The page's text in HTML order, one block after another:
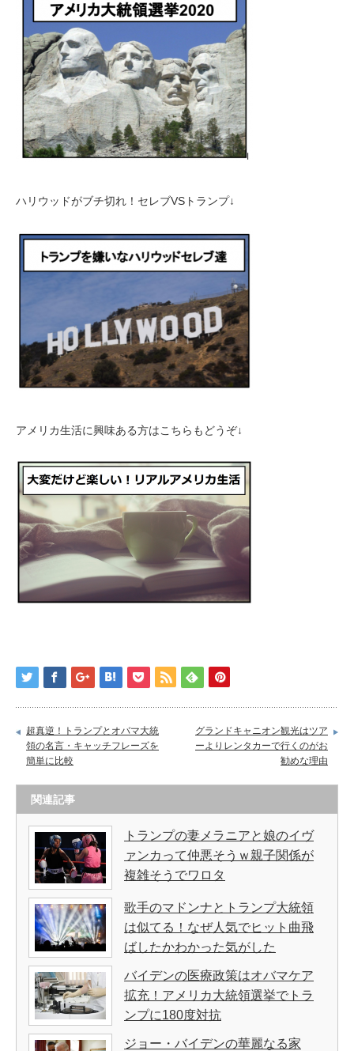
ハリウッドがブチ切れ！セレブVSトランプ↓
アメリカ生活に興味ある方はこちらもどうぞ↓
超真逆！トランプとオバマ大統
領の名言・キャッチフレーズを
簡単に比較
グランドキャニオン観光はツア
ーよりレンタカーで行くのがお
勧めな理由
関連記事
トランプの妻メラニアと娘のイヴ
ァンカって仲悪そうｗ親子関係が
複雑そうでワロタ
歌手のマドンナとトランプ大統領
は似てる！なぜ人気でヒット曲飛
ばしたかわかった気がした
バイデンの医療政策はオバマケア
拡充！アメリカ大統領選挙でトラ
ンプに180度対抗
ジョー・バイデンの華麗なる家